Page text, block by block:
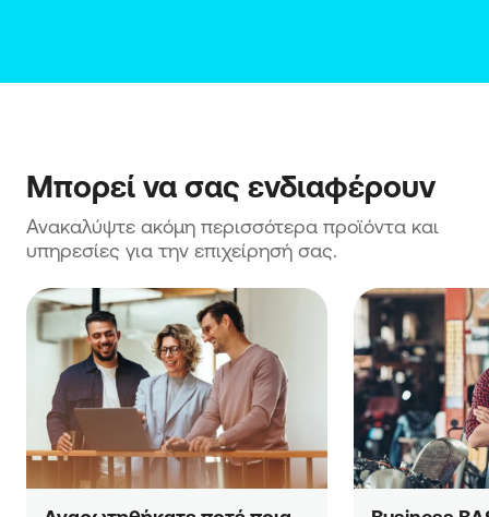
Μπορεί να σας ενδιαφέρουν
Ανακαλύψτε ακόμη περισσότερα προϊόντα και
υπηρεσίες για την επιχείρησή σας.